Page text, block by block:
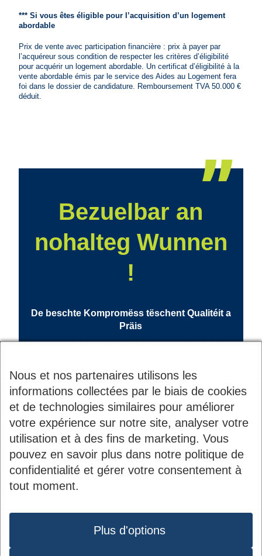
Nous et nos partenaires utilisons les
informations collectées par le biais de cookies
et de technologies similaires pour améliorer
votre expérience sur notre site, analyser votre
utilisation et à des fins de marketing. Vous
pouvez en savoir plus dans notre politique de
confidentialité et gérer votre consentement à
tout moment.
Plus d'options
*** Si vous êtes éligible pour l’acquisition d’un logement
abordable
Prix de vente avec participation financière : prix à payer par
l’acquéreur sous condition de respecter les critères d’éligibilité
pour acquérir un logement abordable. Un certificat d’éligibilité à la
vente abordable émis par le service des Aides au Logement fera
foi dans le dossier de candidature. Remboursement TVA 50.000 €
déduit.
Bezuelbar an
nohalteg Wunnen
!
De beschte Kompromëss tëschent Qualitéit a
Präis
Informations
du
pied
de
page
Contact
L-1852 Luxembourg
Tél. :44 82 92-1